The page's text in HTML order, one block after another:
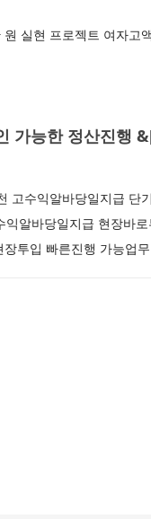
실현 프로젝트 여자
가능한 정산진행
고수익알바당일지급
알바당일지급 현장바
투입 빠른진행 가능업무